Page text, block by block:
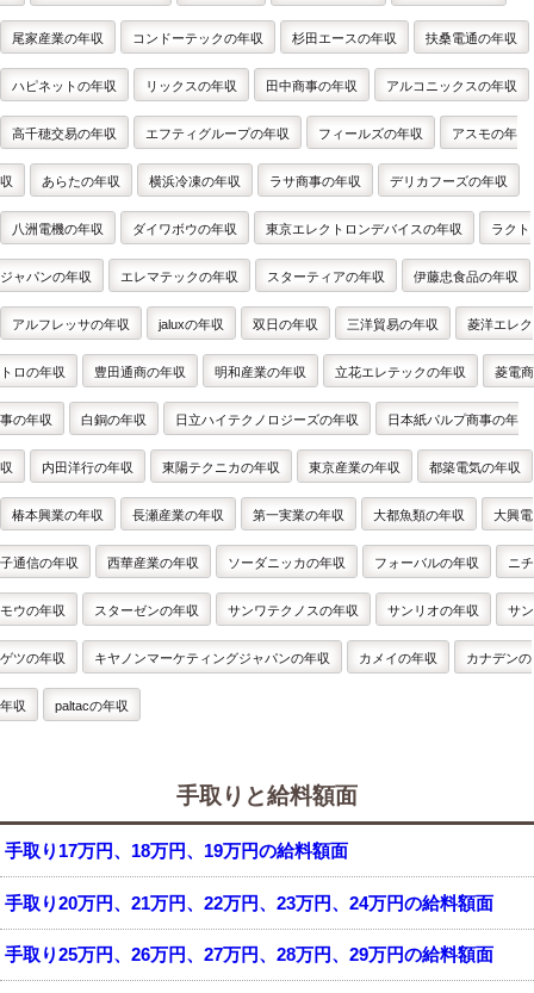
尾家産業の年収 コンドーテックの年収 杉田エースの年収 扶桑電通の年収
ハピネットの年収 リックスの年収 田中商事の年収 アルコニックスの年収
高千穂交易の年収 エフティグループの年収 フィールズの年収 アスモの年
収 あらたの年収 横浜冷凍の年収 ラサ商事の年収 デリカフーズの年収
八洲電機の年収 ダイワボウの年収 東京エレクトロンデバイスの年収 ラクト
ジャパンの年収 エレマテックの年収 スターティアの年収 伊藤忠食品の年収
アルフレッサの年収 jaluxの年収 双日の年収 三洋貿易の年収 菱洋エレク
トロの年収 豊田通商の年収 明和産業の年収 立花エレテックの年収 菱電商
事の年収 白銅の年収 日立ハイテクノロジーズの年収 日本紙パルプ商事の年
収 内田洋行の年収 東陽テクニカの年収 東京産業の年収 都築電気の年収
椿本興業の年収 長瀬産業の年収 第一実業の年収 大都魚類の年収 大興電
子通信の年収 西華産業の年収 ソーダニッカの年収 フォーバルの年収 ニチ
モウの年収 スターゼンの年収 サンワテクノスの年収 サンリオの年収 サン
ゲツの年収 キヤノンマーケティングジャパンの年収 カメイの年収 カナデンの
年収 paltacの年収
手取りと給料額面
手取り17万円、18万円、19万円の給料額面
手取り20万円、21万円、22万円、23万円、24万円の給料額面
手取り25万円、26万円、27万円、28万円、29万円の給料額面